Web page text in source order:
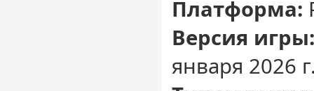
Платформа:
Версия игры:
января 2026